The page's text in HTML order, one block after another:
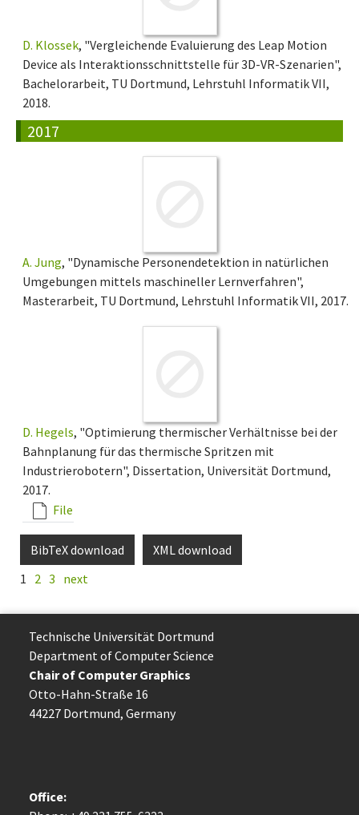
D. Klossek, "Vergleichende Evaluierung des Leap Motion
Device als Interaktionsschnittstelle für 3D-VR-Szenarien",
Bachelorarbeit, TU Dortmund, Lehrstuhl Informatik VII,
2018.
2017
A. Jung, "Dynamische Personendetektion in natürlichen
Umgebungen mittels maschineller Lernverfahren",
Masterarbeit, TU Dortmund, Lehrstuhl Informatik VII, 2017.
D. Hegels, "Optimierung thermischer Verhältnisse bei der
Bahnplanung für das thermische Spritzen mit
Industrierobotern", Dissertation, Universität Dortmund,
2017.
File
BibTeX download
XML download
1 2 3 next
Technische Uni­ver­si­tät Dort­mund
Department of Computer Science
Chair of Computer Graphics
Otto-Hahn-Straße 16
44227 Dort­mund, Germany
Office: